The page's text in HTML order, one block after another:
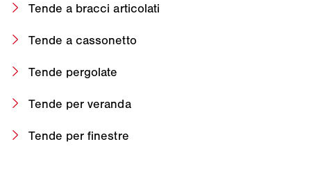
Tende a bracci articolati
Tende a cassonetto
Tende pergolate
Tende per veranda
Tende per finestre